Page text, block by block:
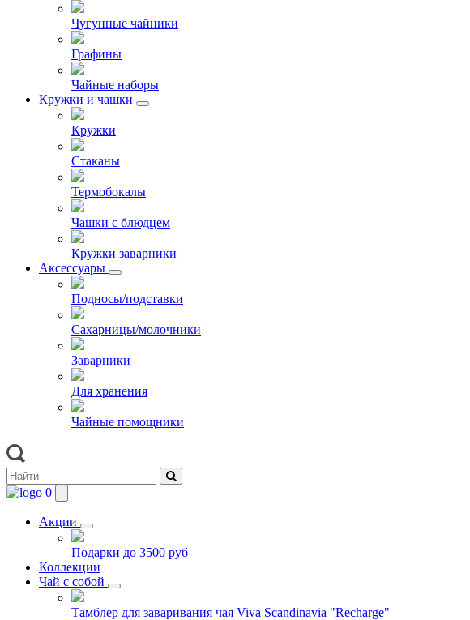
Чугунные чайники
Графины
Чайные наборы
Кружки и чашки
Кружки
Стаканы
Термобокалы
Чашки с блюдцем
Кружки заварники
Аксессуары
Подносы/подставки
Сахарницы/молочники
Заварники
Для хранения
Чайные помощники
0
Акции
Подарки до 3500 руб
Коллекции
Чай с собой
Тамблер для заваривания чая Viva Scandinavia "Recharge"